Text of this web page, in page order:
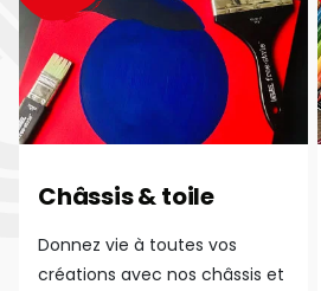
Châssis & toile
Donnez vie à toutes vos
créations avec nos châssis et